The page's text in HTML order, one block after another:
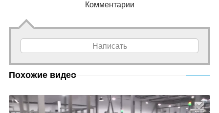
Комментарии
Написать
Похожие видео